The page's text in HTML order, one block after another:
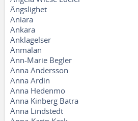
Ängslighet
Aniara
Ankara
Anklagelser
Anmälan
Ann-Marie Begler
Anna Andersson
Anna Ardin
Anna Hedenmo
Anna Kinberg Batra
Anna Lindstedt